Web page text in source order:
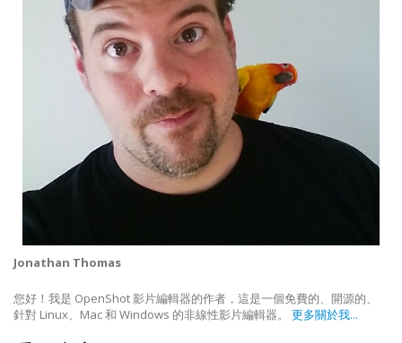
Jonathan Thomas
您好！我是 OpenShot 影片編輯器的作者，這是一個免費的、開源的、
針對 Linux、Mac 和 Windows 的非線性影片編輯器。 更多關於我...